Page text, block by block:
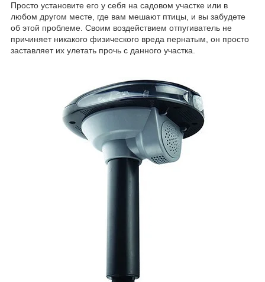
Просто установите его у себя на садовом участке или в
любом другом месте, где вам мешают птицы, и вы забудете
об этой проблеме. Своим воздействием отпугиватель не
причиняет никакого физического вреда пернатым, он просто
заставляет их улетать прочь с данного участка.